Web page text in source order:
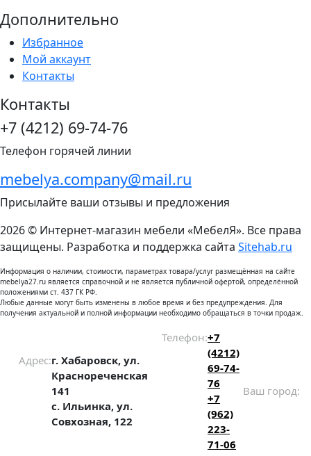
Дополнительно
Избранное
Мой аккаунт
Контакты
Контакты
+7 (4212) 69-74-76
Телефон горячей линии
mebelya.company@mail.ru
Присылайте ваши отзывы и предложения
2026 © Интернет-магазин мебели «МебелЯ». Все права
защищены. Разработка и поддержка сайта Sitehab.ru
Информация о наличии, стоимости, параметрах товара/услуг размещённая на сайте
mebelya27.ru является справочной и не является публичной офертой, определённой
положениями ст. 437 ГК РФ.
Любые данные могут быть изменены в любое время и без предупреждения. Для
получения актуальной и полной информации необходимо обращаться в точки продаж.
Адрес:г. Хабаровск, ул.
Краснореченская
141
с. Ильинка, ул.
Совхозная, 122
Телефон:+7
(4212)
69-74-
76
+7
(962)
223-
71-06
Ваш город: